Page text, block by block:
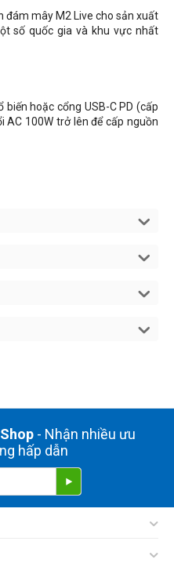
đám mây M2 Live cho sản xuất
số quốc gia và khu vực nhất
hoặc cổng USB-C PD (cấp
AC 100W trở lên để cấp nguồn
- Nhận nhiều ưu
hấp dẫn